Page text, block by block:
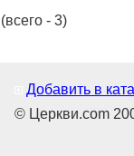
(всего - 3)
Добавить в
© Церкви.com